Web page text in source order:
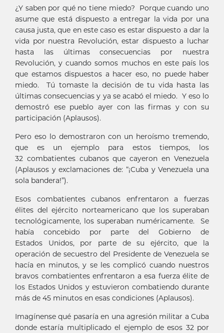
¿Y saben por qué no tiene miedo? Porque cuando uno
asume que está dispuesto a entregar la vida por una
causa justa, que en este caso es estar dispuesto a dar la
vida por nuestra Revolución, estar dispuesto a luchar
hasta las últimas consecuencias por nuestra
Revolución, y cuando somos muchos en este país los
que estamos dispuestos a hacer eso, no puede haber
miedo. Tú tomaste la decisión de tu vida hasta las
últimas consecuencias y ya se acabó el miedo. Y eso lo
demostró ese pueblo ayer con las firmas y con su
participación (Aplausos).
Pero eso lo demostraron con un heroísmo tremendo,
que es un ejemplo para estos tiempos, los
32 combatientes cubanos que cayeron en Venezuela
(Aplausos y exclamaciones de: “¡Cuba y Venezuela una
sola bandera!”).
Esos combatientes cubanos enfrentaron a fuerzas
élites del ejército norteamericano que los superaban
tecnológicamente, los superaban numéricamente. Se
había concebido por parte del Gobierno de
Estados Unidos, por parte de su ejército, que la
operación de secuestro del Presidente de Venezuela se
hacía en minutos, y se les complicó cuando nuestros
bravos combatientes enfrentaron a esa fuerza élite de
los Estados Unidos y estuvieron combatiendo durante
más de 45 minutos en esas condiciones (Aplausos).
Imagínense qué pasaría en una agresión militar a Cuba
donde estaría multiplicado el ejemplo de esos 32 por